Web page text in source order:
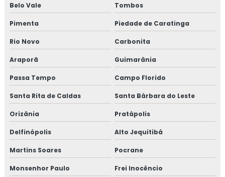
Belo Vale Tombos
Pimenta Piedade de Caratinga
Rio Novo Carbonita
Araporã Guimarânia
Passa Tempo Campo Florido
Santa Rita de Caldas Santa Bárbara do Leste
Orizânia Pratápolis
Delfinópolis Alto Jequitibá
Martins Soares Pocrane
Monsenhor Paulo Frei Inocêncio